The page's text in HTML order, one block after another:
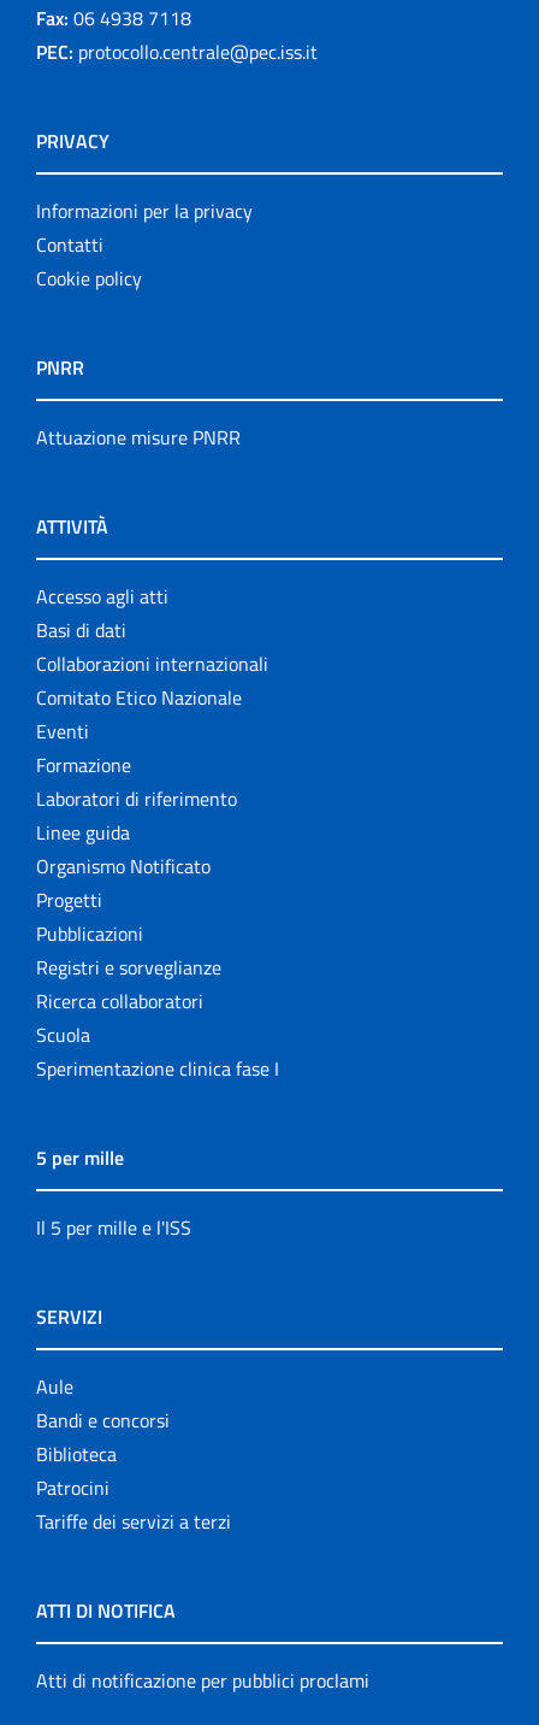
Fax: 06 4938 7118
PEC: protocollo.centrale@pec.iss.it
PRIVACY
Informazioni per la privacy
Contatti
Cookie policy
PNRR
Attuazione misure PNRR
ATTIVITÀ
Accesso agli atti
Basi di dati
Collaborazioni internazionali
Comitato Etico Nazionale
Eventi
Formazione
Laboratori di riferimento
Linee guida
Organismo Notificato
Progetti
Pubblicazioni
Registri e sorveglianze
Ricerca collaboratori
Scuola
Sperimentazione clinica fase I
5 per mille
Il 5 per mille e l'ISS
SERVIZI
Aule
Bandi e concorsi
Biblioteca
Patrocini
Tariffe dei servizi a terzi
ATTI DI NOTIFICA
Atti di notificazione per pubblici proclami